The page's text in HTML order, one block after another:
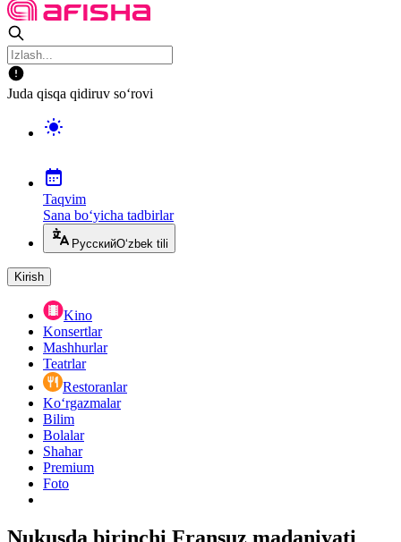
Juda qisqa qidiruv so‘rovi
Taqvim
Sana bo‘yicha tadbirlar
РусскийO‘zbek tili
Kirish
Kino
Konsertlar
Mashhurlar
Teatrlar
Restoranlar
Ko‘rgazmalar
Bilim
Bolalar
Shahar
Premium
Foto